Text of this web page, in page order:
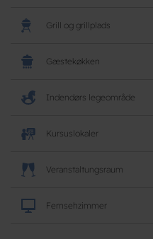
Grill og grillplads
Gæstekøkken
Indendørs legeområde
Kursuslokaler
Veranstaltungsraum
Fernsehzimmer